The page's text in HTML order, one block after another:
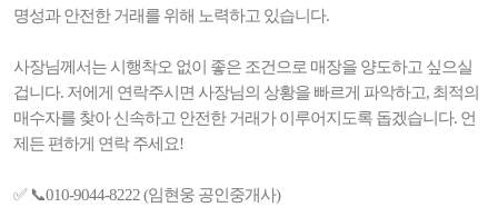
명성과 안전한 거래를 위해 노력하고 있습니다.
사장님께서는 시행착오 없이 좋은 조건으로 매장을 양도하고 싶으실
겁니다. 저에게 연락주시면 사장님의 상황을 빠르게 파악하고, 최적의
매수자를 찾아 신속하고 안전한 거래가 이루어지도록 돕겠습니다. 언
제든 편하게 연락 주세요!
✅ 📞010-9044-8222 (임현웅 공인중개사)